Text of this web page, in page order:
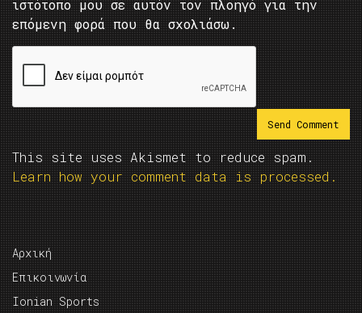
ιστότοπο μου σε αυτόν τον πλοηγό για την
επόμενη φορά που θα σχολιάσω.
This site uses Akismet to reduce spam.
Learn how your comment data is processed.
Αρχική
Επικοινωνία
Ionian Sports